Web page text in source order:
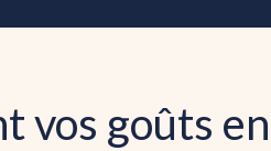
vos goûts